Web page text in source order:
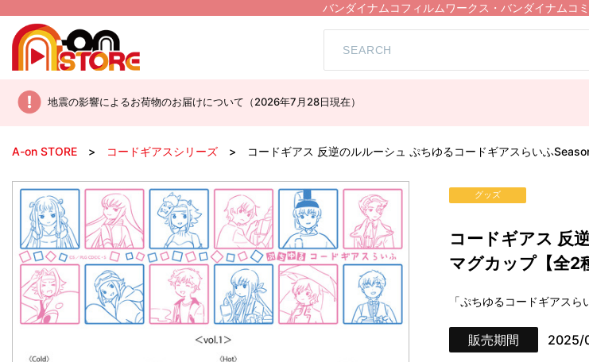
バンダイナムコフィルムワークス・バンダイナムコ
地震の影響によるお荷物のお届けについて（2026年7月28日現在）
A-on STORE コードギアスシリーズ コードギアス 反逆のルルーシュ ぷちゆるコードギアスらいふ
グッズ
コードギアス 反
マグカップ【全2
「ぷちゆるコードギアス
販売期間 2025/